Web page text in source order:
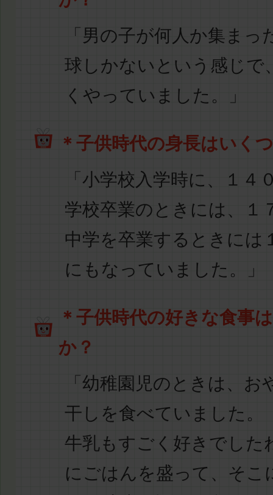
「男の子が何人か集まっ
球しかないという感じで
くやっていました。」
＊子供時代の身長はいく
「小学校入学時に、１４
学校卒業のときには、１
中学を卒業するときには
にもなっていました。」
＊子供時代の好きな食事
か？
「幼稚園児のときは、 お
干しを食べていました。
牛乳もすごく好きでした
にごはんを盛って、そこ